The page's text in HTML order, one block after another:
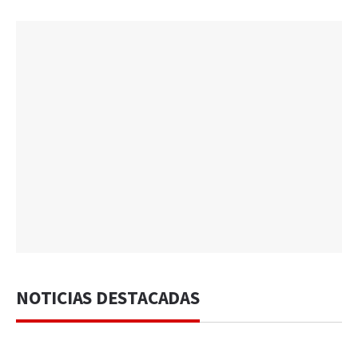
NOTICIAS DESTACADAS